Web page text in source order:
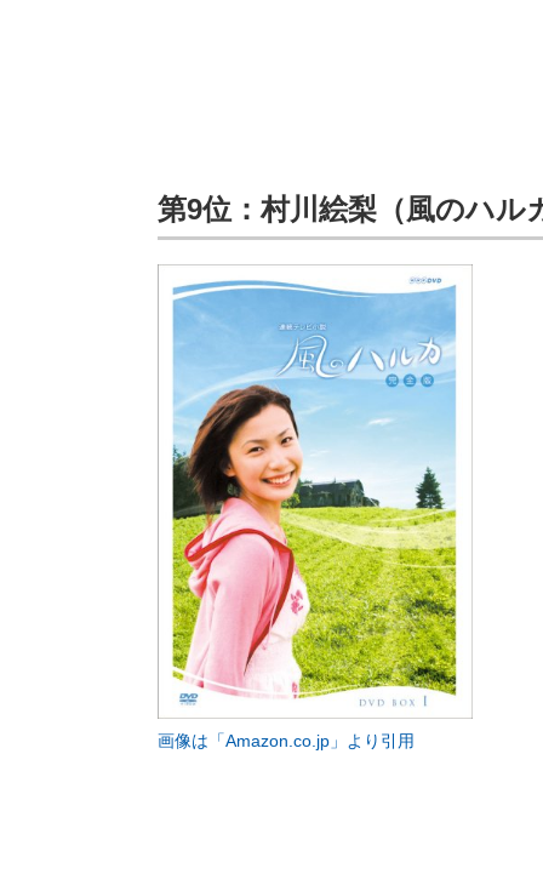
第9位：村川絵梨（風のハル
画像は「Amazon.co.jp」より引用